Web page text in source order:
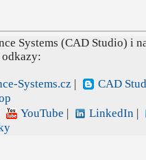
Systems (CAD Studio) i
Systems.cz |
CAD
YouTube | LinkedIn|